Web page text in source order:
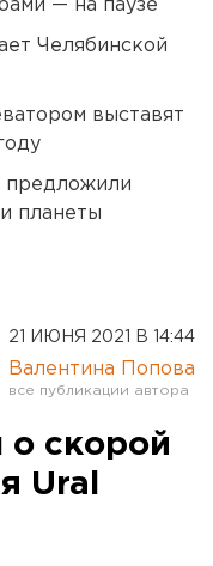
— на паузе
Челябинской
выставят
предложили
планеты
21 ИЮНЯ 2021 В 14:44
Валентина Попова
о скорой
Ural